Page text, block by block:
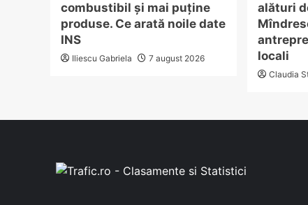
combustibil și mai puține
produse. Ce arată noile date
INS
Iliescu Gabriela 7 august 2026
alături
locali
Claudia